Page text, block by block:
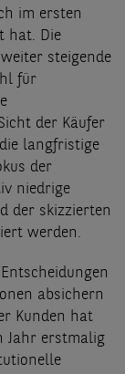
im ersten
hat. Die
steigende
für
der Käufer
langfristige
der
niedrige
der skizzierten
werden.
absichern
Kunden hat
Jahr erstmalig